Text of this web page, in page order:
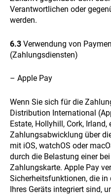
Verantwortlichen oder
werden.
6.3 Verwendung von
(Zahlungsdiensten)
– Apple Pay
Wenn Sie sich für die
Distribution International
Estate, Hollyhill, Cork,
Zahlungsabwicklung über
mit iOS, watchOS oder
durch die Belastung einer
Zahlungskarte. Apple Pay
Sicherheitsfunktionen, die
Ihres Geräts integriert sind,